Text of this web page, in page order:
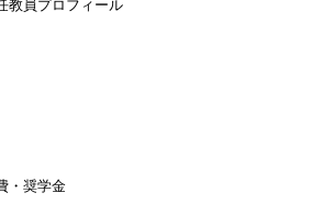
教員プロフィール
・奨学金